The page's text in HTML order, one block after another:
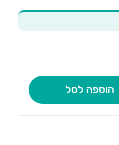
הוספה לסל